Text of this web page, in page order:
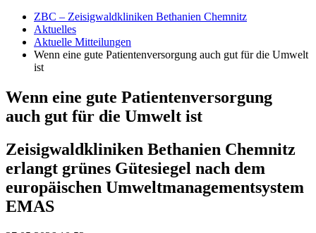
ZBC – Zeisigwaldkliniken Bethanien Chemnitz
Aktuelles
Aktuelle Mitteilungen
Wenn eine gute Patientenversorgung auch gut für die Umwelt
ist
Wenn eine gute Patientenversorgung
auch gut für die Umwelt ist
Zeisigwaldkliniken Bethanien Chemnitz
erlangt grünes Gütesiegel nach dem
europäischen Umweltmanagementsystem
EMAS